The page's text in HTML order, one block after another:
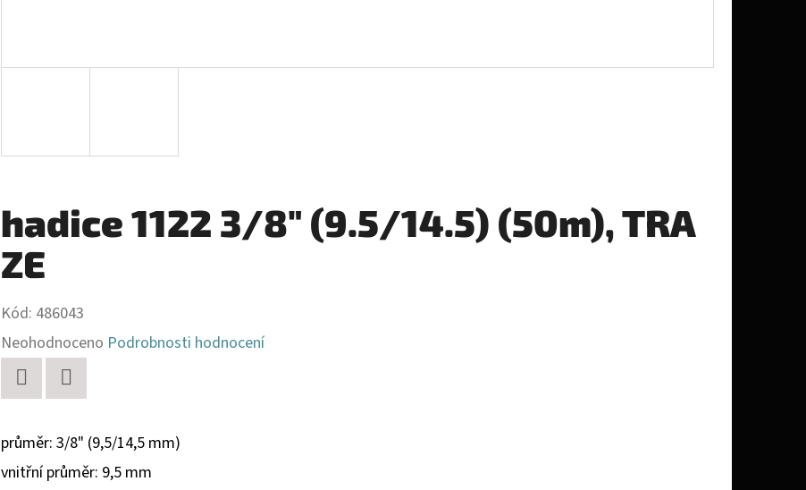
hadice 1122 3/8" (9.5/14.5) (50m), TRA
ZE
Kód: 486043
Průměrné
hodnocení
produktu
0,0
Neohodnoceno Podrobnosti hodnocení
průměr: 3/8" (9,5/14,5 mm)
vnitřní průměr: 9,5 mm